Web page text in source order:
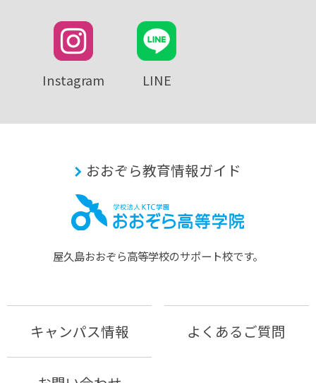
Instagram LINE
おおぞら教育情報ガイド
屋久島おおぞら⾼等学校のサポート校です。
キャンパス情報 よくあるご質問